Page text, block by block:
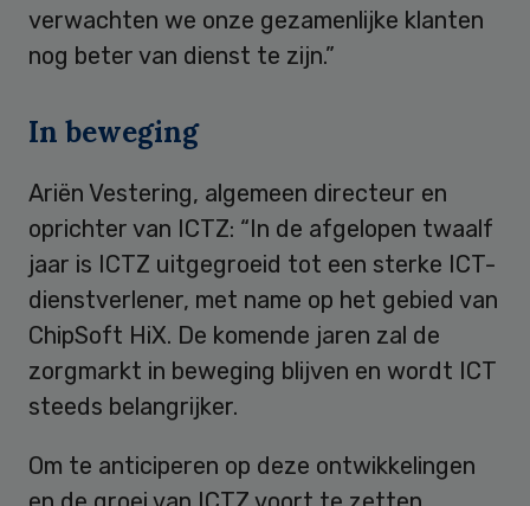
verwachten we onze gezamenlijke klanten
nog beter van dienst te zijn.”
In beweging
Ariën Vestering, algemeen directeur en
oprichter van ICTZ: “In de afgelopen twaalf
jaar is ICTZ uitgegroeid tot een sterke ICT-
dienstverlener, met name op het gebied van
ChipSoft HiX. De komende jaren zal de
zorgmarkt in beweging blijven en wordt ICT
steeds belangrijker.
Om te anticiperen op deze ontwikkelingen